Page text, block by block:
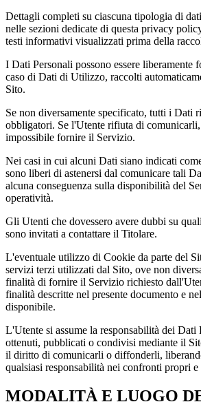
Dettagli completi su ciascuna tipologia di
nelle sezioni dedicate di questa privacy
testi informativi visualizzati prima della
I Dati Personali possono essere liberamente
caso di Dati di Utilizzo, raccolti
Sito.
Se non diversamente specificato, tutti i Dati
obbligatori. Se l'Utente rifiuta di comunicarli,
impossibile fornire il Servizio.
Nei casi in cui alcuni Dati siano indicati
sono liberi di astenersi dal comunicare tali
alcuna conseguenza sulla disponibilità del
operatività.
Gli Utenti che dovessero avere dubbi su
sono invitati a contattare il Titolare.
L'eventuale utilizzo di Cookie da parte del
servizi terzi utilizzati dal Sito, ove non
finalità di fornire il Servizio richiesto
finalità descritte nel presente documento e
disponibile.
L'Utente si assume la responsabilità dei Dati
ottenuti, pubblicati o condivisi mediante il
il diritto di comunicarli o diffonderli,
qualsiasi responsabilità nei confronti propri e
MODALITÀ E LUOGO